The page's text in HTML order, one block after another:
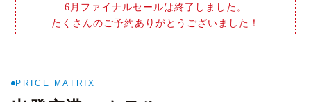
6月ファイナルセールは終了しました。
たくさんのご予約ありがとうございました！
PRICE MATRIX